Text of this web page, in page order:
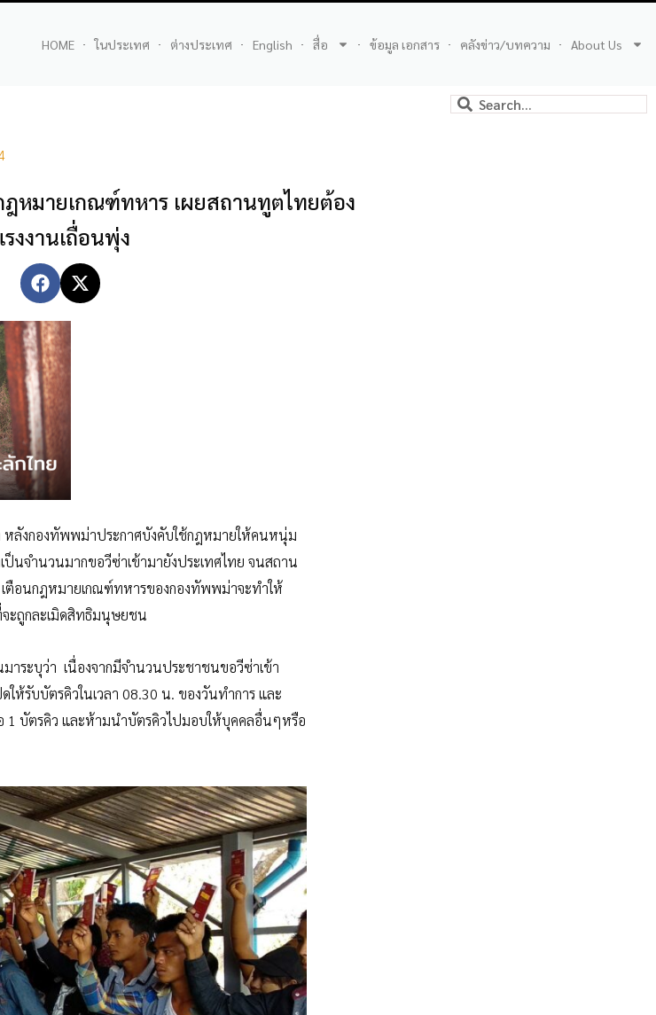
HOME ในประเทศ ต่างประเทศ English สื่อ ข้อมูล เอกสาร คลังข่าว/บทความ About Us
หมายเกณฑ์ทหาร เผยสถานทูตไทยต้อง
งงานเถื่อนพุ่ง
หลังกองทัพพม่าประกาศบังคับใช้กฎหมายให้คนหนุ่ม
นจำนวนมากขอวีซ่าเข้ามายังประเทศไทย จนสถาน
ตือนกฎหมายเกณฑ์ทหารของกองทัพพม่าจะทำให้
จะถูกละเมิดสิทธิมนุษยชน
ระบุว่า เนื่องจากมีจำนวนประชาชนขอวีซ่าเข้า
ห้รับบัตรคิวในเวลา 08.30 น. ของวันทำการ และ
1 บัตรคิว และห้ามนำบัตรคิวไปมอบให้บุคคลอื่นๆหรือ